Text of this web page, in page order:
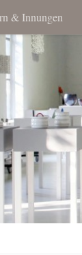
& Innungen